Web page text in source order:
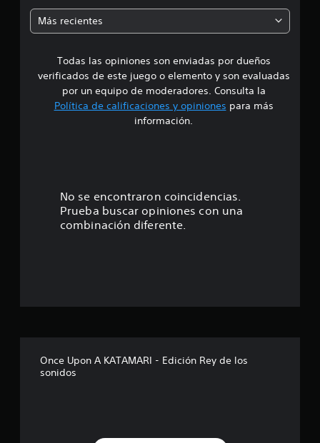
m
e
d
i
t
Más recientes
Todas las opiniones son enviadas por dueños
verificados de este juego o elemento y son evaluadas
por un equipo de moderadores. Consulta la
Política de calificaciones y opiniones para más
información.
No se encontraron coincidencias.
Prueba buscar opiniones con una
combinación diferente.
Once Upon A KATAMARI - Edición Rey de los
sonidos